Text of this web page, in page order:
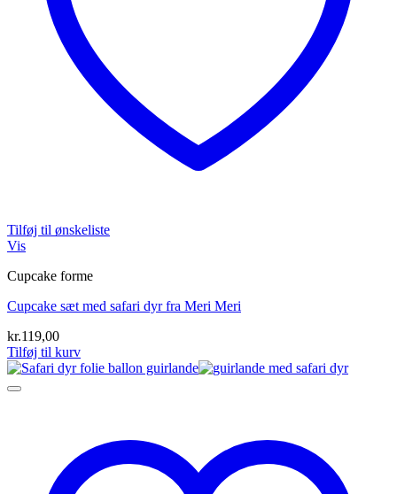
Tilføj til ønskeliste
Vis
Cupcake forme
Cupcake sæt med safari dyr fra Meri Meri
kr.119,00
Tilføj til kurv